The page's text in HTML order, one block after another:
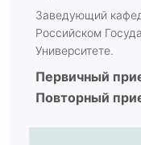
Заведующий
Российском
Университете.
Первичный
Повторный